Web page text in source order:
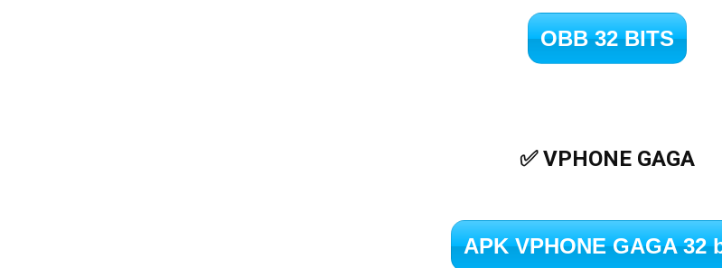
OBB 32 BITS
✅ VPHONE GAGA
APK VPHONE GAGA 32